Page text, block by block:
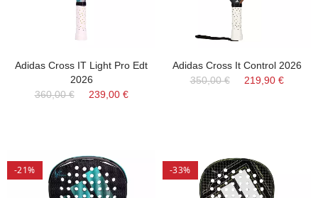
Adidas Cross IT Light Pro Edt
2026
360,00 €
239,00 €
Adidas Cross It Control 2026
350,00 €
219,90 €
-21% -33%